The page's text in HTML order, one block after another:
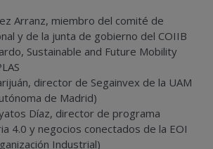
Arranz, miembro del comité de
y de la junta de gobierno del COIIB
Sustainable and Future Mobility
director de Segainvex de la UAM
de Madrid)
Díaz, director de programa
4.0 y negocios conectados de la EOI
Industrial)